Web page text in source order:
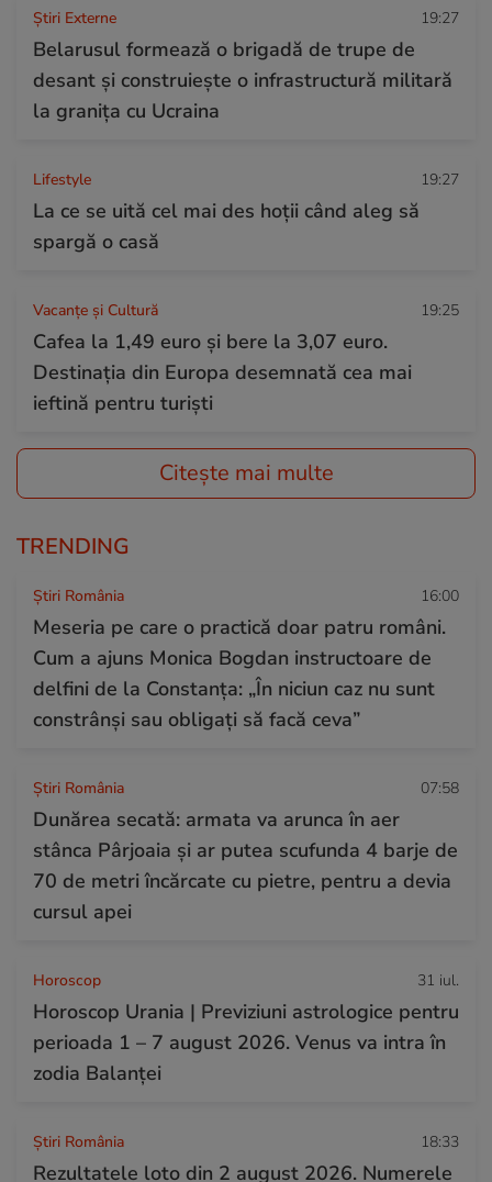
Știri Externe 19:27
Belarusul formează o brigadă de trupe de
desant și construiește o infrastructură militară
la granița cu Ucraina
Lifestyle 19:27
La ce se uită cel mai des hoții când aleg să
spargă o casă
Vacanțe și Cultură 19:25
Cafea la 1,49 euro și bere la 3,07 euro.
Destinația din Europa desemnată cea mai
ieftină pentru turiști
Citește mai multe
TRENDING
Știri România 16:00
Meseria pe care o practică doar patru români.
Cum a ajuns Monica Bogdan instructoare de
delfini de la Constanța: „În niciun caz nu sunt
constrânși sau obligați să facă ceva”
Știri România 07:58
Dunărea secată: armata va arunca în aer
stânca Pârjoaia și ar putea scufunda 4 barje de
70 de metri încărcate cu pietre, pentru a devia
cursul apei
Horoscop 31 iul.
Horoscop Urania | Previziuni astrologice pentru
perioada 1 – 7 august 2026. Venus va intra în
zodia Balanței
Știri România 18:33
Rezultatele loto din 2 august 2026. Numerele